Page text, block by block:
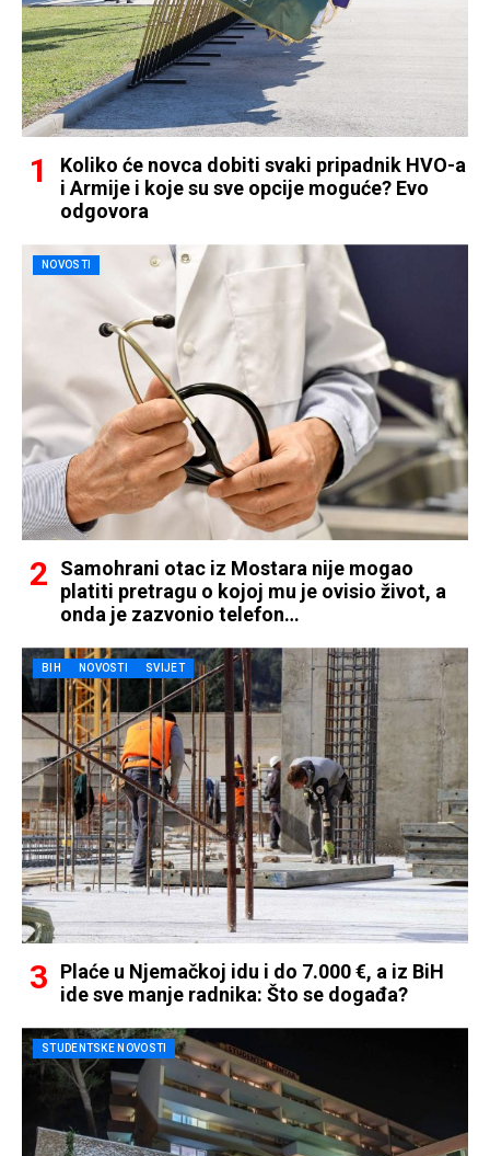
Koliko će novca dobiti svaki pripadnik HVO-a
i Armije i koje su sve opcije moguće? Evo
odgovora
NOVOSTI
Samohrani otac iz Mostara nije mogao
platiti pretragu o kojoj mu je ovisio život, a
onda je zazvonio telefon…
BIH NOVOSTI SVIJET
Plaće u Njemačkoj idu i do 7.000 €, a iz BiH
ide sve manje radnika: Što se događa?
STUDENTSKE NOVOSTI